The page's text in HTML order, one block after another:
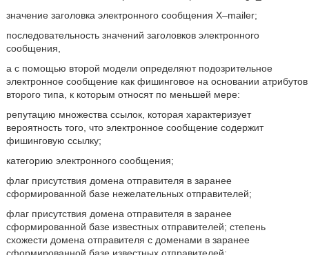
значение заголовка электронного сообщения X–mailer;
последовательность значений заголовков электронного
сообщения,
а с помощью второй модели определяют подозрительное
электронное сообщение как фишинговое на основании атрибутов
второго типа, к которым относят по меньшей мере:
репутацию множества ссылок, которая характеризует
вероятность того, что электронное сообщение содержит
фишинговую ссылку;
категорию электронного сообщения;
флаг присутствия домена отправителя в заранее
сформированной базе нежелательных отправителей;
флаг присутствия домена отправителя в заранее
сформированной базе известных отправителей; степень
схожести домена отправителя с доменами в заранее